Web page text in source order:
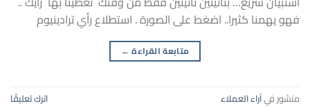
فهو يهمنا كثيرا.. اضغط على الصورة . استطلاع رأي ترادينيوم
متابعة القراءة ←
منشور فيآراء العملاء اترك تعليقًا